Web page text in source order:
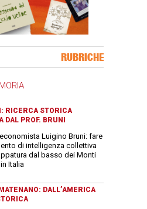
RUBRICHE
RICERCA STORICA
DAL PROF. BRUNI
Luigino Bruni: fare
di intelligenza collettiva
dal basso dei Monti
Italia
DALL’AMERICA